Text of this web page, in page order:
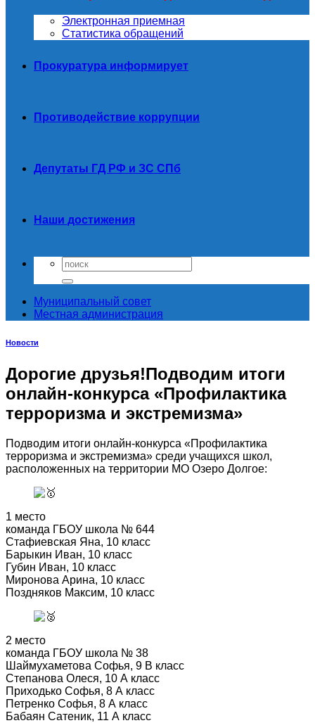
Электронная приемная
Статистика обращений
Прокуратура информирует
Противодействие коррупции
Депутаты ГД РФ и ЗС СПб
Наши достижения
Муниципальный совет
Местная администрация
Новости
Дорогие друзья!Подводим итоги
онлайн-конкурса «Профилактика
терроризма и экстремизма»
Подводим итоги онлайн-конкурса «Профилактика
терроризма и экстремизма» среди учащихся школ,
расположенных на территории МО Озеро Долгое:
1 место
команда ГБОУ школа № 644
Стафиевская Яна, 10 класс
Барыкин Иван, 10 класс
Губин Иван, 10 класс
Миронова Арина, 10 класс
Поздняков Максим, 10 класс
2 место
команда ГБОУ школа № 38
Шаймухаметова Софья, 9 В класс
Степанова Олеся, 10 А класс
Приходько Софья, 8 А класс
Петренко Софья, 8 А класс
Бабаян Сатеник, 11 А класс